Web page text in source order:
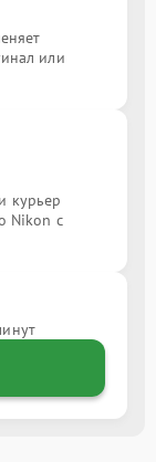
или
курьер
Nikon с